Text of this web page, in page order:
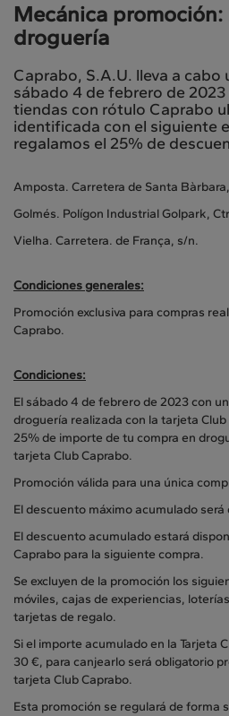
Mecánica promoción:
droguería
Caprabo, S.A.U. lleva a cabo
sábado 4 de febrero de
tiendas con rótulo Caprabo
identificada con el siguiente
regalamos el 25% de
Amposta. Carretera de Santa
Golmés. Polígon Industrial Golpark,
Vielha. Carretera. de França, s/n.
Condiciones generales:
Promoción exclusiva para compras
Caprabo.
Condiciones:
El sábado 4 de febrero de 2023 con
droguería realizada con la tarjeta
25% de importe de tu compra en
tarjeta Club Caprabo.
Promoción válida para una única
El descuento máximo acumulado
El descuento acumulado estará
Caprabo para la siguiente compra.
Se excluyen de la promoción los
móviles, cajas de experiencias,
tarjetas de regalo.
Si el importe acumulado en la Tarjeta
30 €, para canjearlo será obligatorio
tarjeta Club Caprabo.
Esta promoción se regulará de forma